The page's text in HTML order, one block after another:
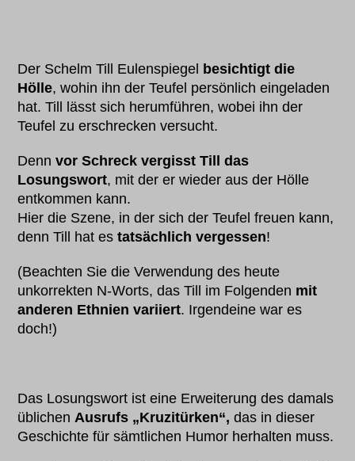
Der Schelm Till Eulenspiegel besichtigt die
Hölle, wohin ihn der Teufel persönlich eingeladen
hat. Till lässt sich herumführen, wobei ihn der
Teufel zu erschrecken versucht.
Dennvor Schreck vergisst Till das
Losungswort, mit der er wieder aus der Hölle
entkommen kann.
Hier die Szene, in der sich der Teufel freuen kann,
denn Till hat estatsächlich vergessen!
(Beachten Sie die Verwendung des heute
unkorrekten N-Worts, das Till im Folgenden mit
anderen Ethnien variiert. Irgendeine war es
doch!)
Das Losungswort ist eine Erweiterung des damals
üblichenAusrufs „Kruzitürken“, das in dieser
Geschichte für sämtlichen Humor herhalten muss.